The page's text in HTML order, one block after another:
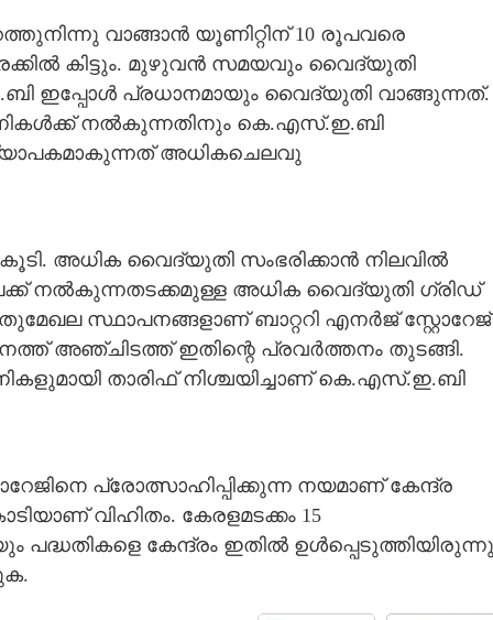
വാങ്ങാൻ യൂണിറ്റിന് 10 രൂപവരെ
കിട്ടും. മുഴുവൻ സമയവും വൈദ്യുതി
ഇപ്പോൾ പ്രധാനമായും വൈദ്യുതി വാങ്ങുന്നത്.
നൽകുന്നതിനും കെ.എസ്.ഇ.ബി
അധികചെലവു
അധിക വൈദ്യുതി സംഭരിക്കാൻ നിലവിൽ
നൽകുന്നതടക്കമുള്ള അധിക വൈദ്യുതി ഗ്രി‌ഡ്‌
സ്ഥാപനങ്ങളാണ് ബാറ്ററി എനർജ് സ്റ്റോറേജ്
അഞ്ചിടത്ത് ഇതിന്റെ പ്രവർത്തനം തുടങ്ങി.
താരിഫ് നിശ്ചയിച്ചാണ് കെ.എസ്.ഇ.ബി
പ്രോത്സാഹിപ്പിക്കുന്ന നയമാണ് കേന്ദ്ര
വിഹിതം. കേരളമടക്കം 15
കേന്ദ്രം ഇതിൽ